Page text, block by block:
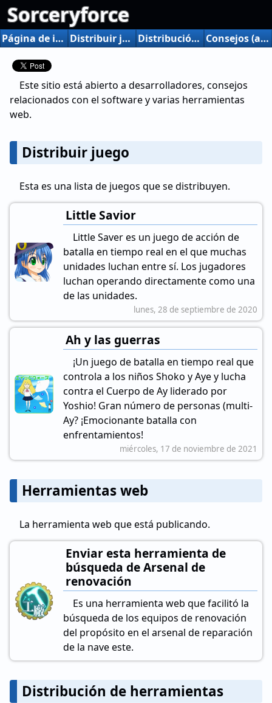
Sorceryforce
Página de inicio Distribuir juego Distribución de herramientas Consejos (a.m.)
Este sitio está abierto a desarrolladores, consejos
relacionados con el software y varias herramientas
web.
Distribuir juego
Esta es una lista de juegos que se distribuyen.
Little Savior
Little Saver es un juego de acción de
batalla en tiempo real en el que muchas
unidades luchan entre sí. Los jugadores
luchan operando directamente como una
de las unidades.
lunes, 28 de septiembre de 2020
Ah y las guerras
¡Un juego de batalla en tiempo real que
controla a los niños Shoko y Aye y lucha
contra el Cuerpo de Ay liderado por
Yoshio! Gran número de personas (multi-
Ay? ¡Emocionante batalla con
enfrentamientos!
miércoles, 17 de noviembre de 2021
Herramientas web
La herramienta web que está publicando.
Enviar esta herramienta de
búsqueda de Arsenal de
renovación
Es una herramienta web que facilitó la
búsqueda de los equipos de renovación
del propósito en el arsenal de reparación
de la nave este.
Distribución de herramientas